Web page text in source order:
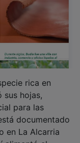
hojas,
para las
documentado
en La Alcarria
alimentó el